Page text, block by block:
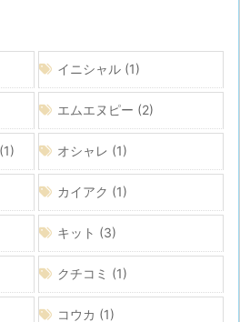
イニシャル (1)
エムエヌピー (2)
(1) オシャレ (1)
カイアク (1)
キット (3)
クチコミ (1)
コウカ (1)